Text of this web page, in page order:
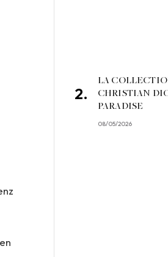
LA
CHRISTIAN
PARADISE
08/05/2026